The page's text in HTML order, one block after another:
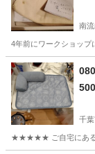
南
4年前にワークショップ
千葉 流山市
千
★★★★★ ご自宅にある不